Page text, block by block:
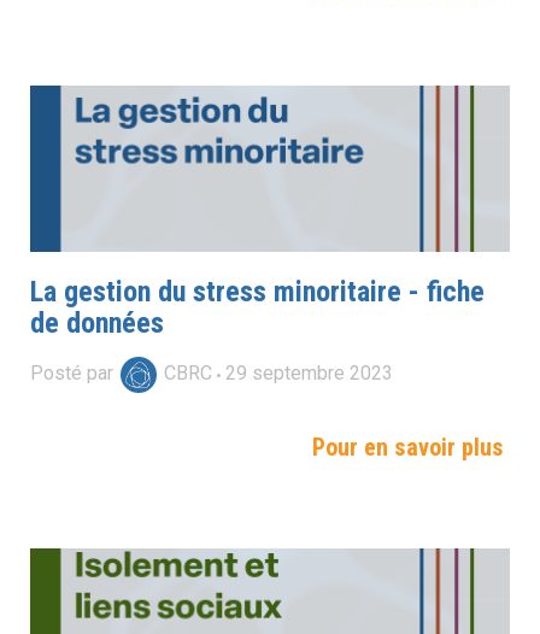
La gestion du stress minoritaire - fiche
de données
Posté par CBRC 29 septembre 2023
Pour en savoir plus